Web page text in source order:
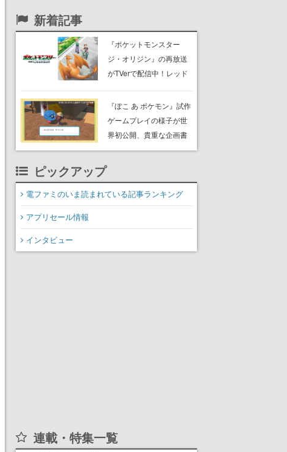
新着記事
『ポケットモンスター
ジ・オリジン』の再放送
がTVerで配信中！レッド
公のオリジナルアニメ
『ぽこ あ ポケモン』試作
ゲームプレイの様子が世
界初公開、貴重な企画書
の一部も見れちゃう。ゲ
ゲームフリーク公式
YouTubeで公開中
ピックアップ
電ファミのいま読まれている記事ランキング
アプリセール情報
インタビュー
連載・特集一覧